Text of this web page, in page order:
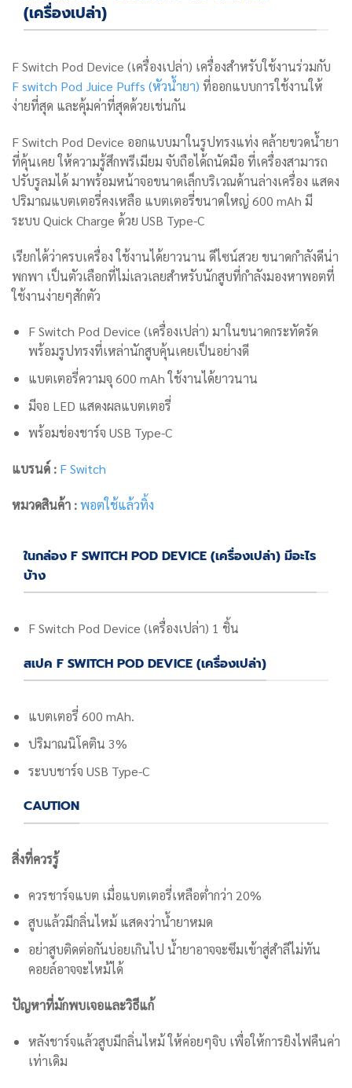
(เครื่องเปล่า)
F Switch Pod Device (เครื่องเปล่า) เครื่องสำหรับใช้งานร่วมกับ
F switch Pod Juice Puffs (หัวน้ำยา) ที่ออกแบบการใช้งานให้
ง่ายที่สุด และคุ้มค่าที่สุดด้วยเช่นกัน
F Switch Pod Device ออกแบบมาในรูปทรงแท่ง คล้ายขวดน้ำยา
ที่คุ้นเคย ให้ความรู้สึกพรีเมียม จับถือได้ถนัดมือ ที่เครื่องสามารถ
ปรับรูลมได้ มาพร้อมหน้าจอขนาดเล็กบริเวณด้านล่างเครื่อง แสดง
ปริมาณแบตเตอรี่คงเหลือ แบตเตอรี่ขนาดใหญ่ 600 mAh มี
ระบบ Quick Charge ด้วย USB Type-C
เรียกได้ว่าครบเครื่อง ใช้งานได้ยาวนาน ดีไซน์สวย ขนาดกำลังดีน่า
พกพา เป็นตัวเลือกที่ไม่เลวเลยสำหรับนักสูบที่กำลังมองหาพอตที่
ใช้งานง่ายๆสักตัว
F Switch Pod Device (เครื่องเปล่า) มาในขนาดกระทัดรัด
พร้อมรูปทรงที่เหล่านักสูบคุ้นเคยเป็นอย่างดี
แบตเตอรี่ความจุ 600 mAh ใช้งานได้ยาวนาน
มีจอ LED แสดงผลแบตเตอรี่
พร้อมช่องชาร์จ USB Type-C
แบรนด์ : F Switch
หมวดสินค้า :พอตใช้แล้วทิ้ง
ในกล่อง F SWITCH POD DEVICE (เครื่องเปล่า) มีอะไร
บ้าง
F Switch Pod Device (เครื่องเปล่า) 1 ชิ้น
สเปค F SWITCH POD DEVICE (เครื่องเปล่า)
แบตเตอรี่ 600 mAh.
ปริมาณนิโคติน 3%
ระบบชาร์จ USB Type-C
CAUTION
สิ่งที่ควรรู้
ควรชาร์จแบต เมื่อแบตเตอรี่เหลือต่ำกว่า 20%
สูบแล้วมีกลิ่นไหม้ แสดงว่าน้ำยาหมด
อย่าสูบติดต่อกันบ่อยเกินไป น้ำยาอาจจะซึมเข้าสู่สำลีไม่ทัน
คอยล์อาจจะไหม้ได้
ปัญหาที่มักพบเจอและวิธีแก้
หลังชาร์จแล้วสูบมีกลิ่นไหม้ ให้ค่อยๆจิบ เพื่อให้การยิงไฟคืนค่า
เท่าเดิม